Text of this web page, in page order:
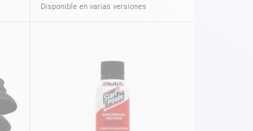
Disponible en varias versiones